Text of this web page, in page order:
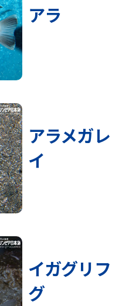
アラ
アラメガレ
イ
イガグリフ
グ